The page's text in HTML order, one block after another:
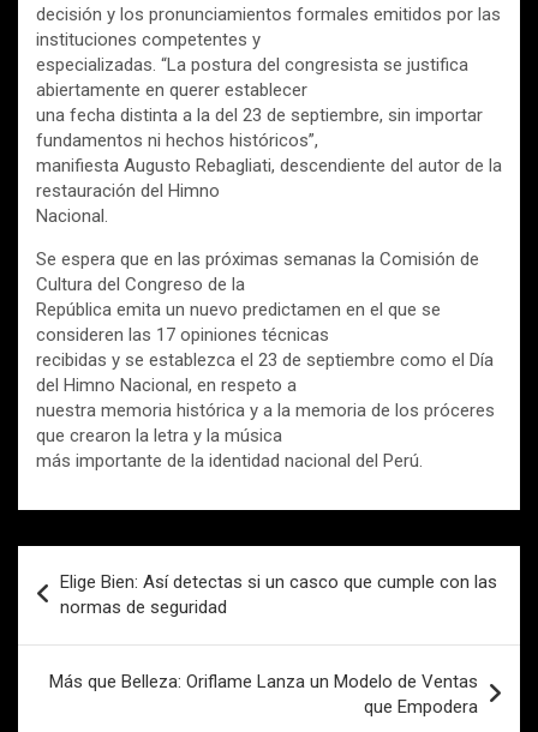
decisión y los pronunciamientos formales emitidos por las
instituciones competentes y
especializadas. “La postura del congresista se justifica
abiertamente en querer establecer
una fecha distinta a la del 23 de septiembre, sin importar
fundamentos ni hechos históricos”,
manifiesta Augusto Rebagliati, descendiente del autor de la
restauración del Himno
Nacional.
Se espera que en las próximas semanas la Comisión de
Cultura del Congreso de la
República emita un nuevo predictamen en el que se
consideren las 17 opiniones técnicas
recibidas y se establezca el 23 de septiembre como el Día
del Himno Nacional, en respeto a
nuestra memoria histórica y a la memoria de los próceres
que crearon la letra y la música
más importante de la identidad nacional del Perú.
de
entradas
Elige Bien: Así detectas si un casco que cumple con las
normas de seguridad
Más que Belleza: Oriflame Lanza un Modelo de Ventas
que Empodera